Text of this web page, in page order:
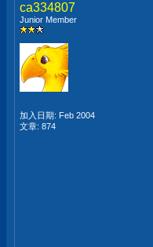
ca334807
Junior Member
加入日期: Feb 2004
文章: 874